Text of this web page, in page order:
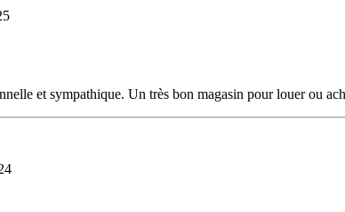
et sympathique. Un très bon magasin pour louer ou